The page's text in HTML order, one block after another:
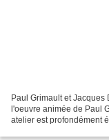
Paul Grimault et
l'oeuvre animée de Paul
atelier est profondément